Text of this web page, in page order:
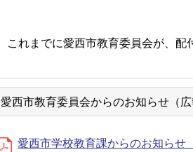
これまでに愛西市教育委員会が、
愛西市教育委員会からのお知らせ（広
愛西市学校教育課からのお知らせ